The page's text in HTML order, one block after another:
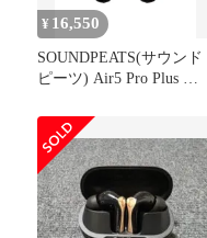
¥ 16,550
SOUNDPEATS(サウンド
ピーツ) Air5 Pro Plus ワイ
MEMS×10mm ハイブリッ
ドドライバー搭載、ハイ
レゾ対応（LDAC/aptX
Lossless）、Snapdragon
Sound、ノイズキャンセ
リング、マルチポインe